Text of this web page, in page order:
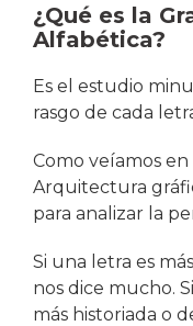
¿Qué es la
Alfabética?
Es el estudio
rasgo de cada
Como veíamos
Arquitectura
para analizar la
Si una letra es
nos dice mucho.
más historiada o